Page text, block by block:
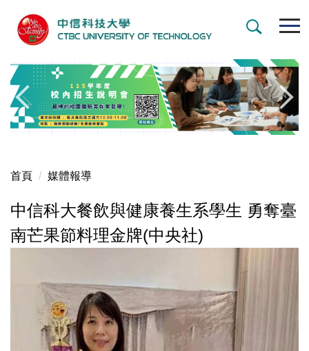
內
容
區
首頁 媒體報導
中信科大餐飲與健康養生系學生 勇奪臺
南芒果節料理金牌(中央社)